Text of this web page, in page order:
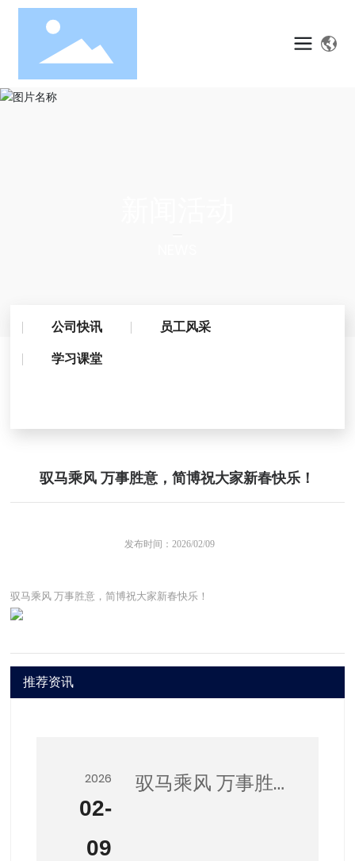
公司快讯
员工风采
学习课堂
驭马乘风 万事胜意，简博祝大家新春快乐！
发布时间： 2026/02/09
驭马乘风 万事胜意，简博祝大家新春快乐！
推荐资讯
2026
02-
09
驭马乘风 万事胜